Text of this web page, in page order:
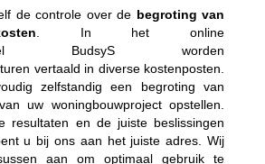
de controle over de begroting van
. In het online
BudsyS worden
vertaald in diverse kostenposten.
zelfstandig een begroting van
uw woningbouwproject opstellen.
resultaten en de juiste beslissingen
u bij ons aan het juiste adres. Wij
aan om optimaal gebruik te